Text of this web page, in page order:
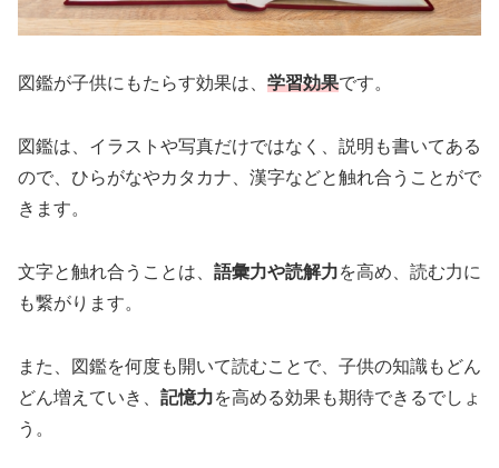
図鑑が子供にもたらす効果は、 学習効果です。
図鑑は、イラストや写真だけではなく、説明も書いてある
ので、ひらがなやカタカナ、漢字などと触れ合うことがで
きます。
文字と触れ合うことは、 語彙力や読解力を高め、読む力に
も繋がります。
また、図鑑を何度も開いて読むことで、子供の知識もどん
どん増えていき、 記憶力を高める効果も期待できるでしょ
う。